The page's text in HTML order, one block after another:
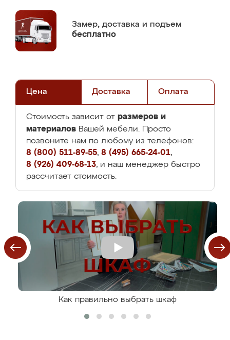
Замер, доставка и подъем
бесплатно
Цена Доставка Оплата
Стоимость зависит от размеров и
материалов Вашей мебели. Просто
позвоните нам по любому из телефонов:
8 (800) 511-89-55, 8 (495) 665-24-01,
8 (926) 409-68-13, и наш менеджер быстро
рассчитает стоимость.
Как правильно выбрать шкаф